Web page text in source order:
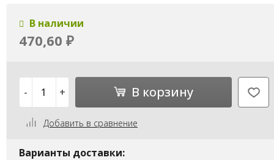
В наличии
470,60 ₽
- + В корзину
Добавить в сравнение
Варианты доставки: